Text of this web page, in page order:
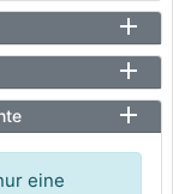
eine